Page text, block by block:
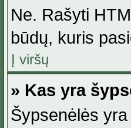
Ne. Rašyti
būdų, kuris
Į viršų
» Kas yra
Šypsenėlės